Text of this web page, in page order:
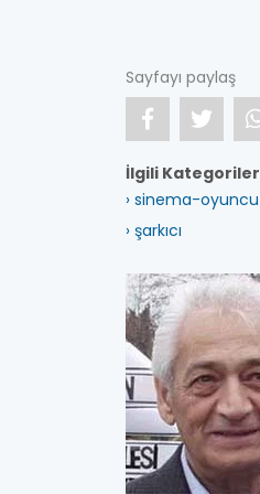
Sayfayı paylaş
İlgili Kategoriler
› sinema-oyuncu
› şarkıcı